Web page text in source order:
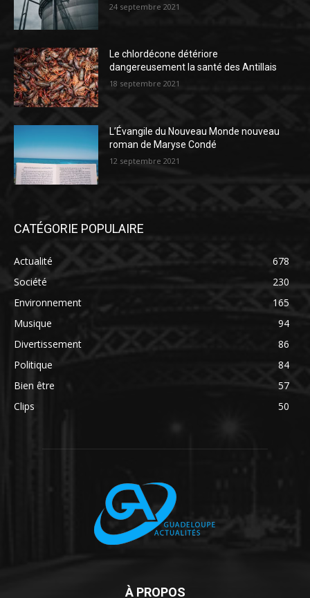
24 septembre 2021
Le chlordécone détériore
dangereusement la santé des Antillais
18 septembre 2021
L’Évangile du Nouveau Monde nouveau
roman de Maryse Condé
12 septembre 2021
CATÉGORIE POPULAIRE
Actualité
678
Société
230
Environnement
165
Musique
94
Divertissement
86
Politique
84
Bien être
57
Clips
50
À PROPOS